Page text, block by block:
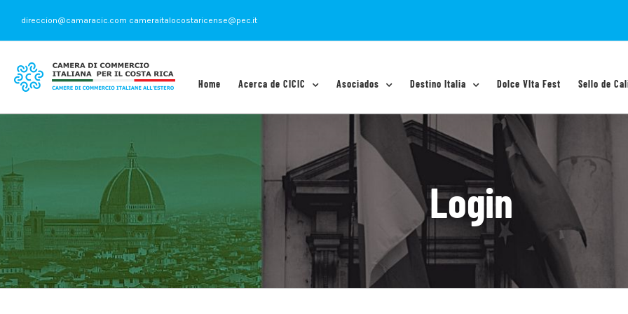
contenido
direccion@camaracic.com cameraitalocostaricense@pec.it
Home Acerca de CICIC Asociados Destino Italia Dolce VIta Fest Sello de
Login